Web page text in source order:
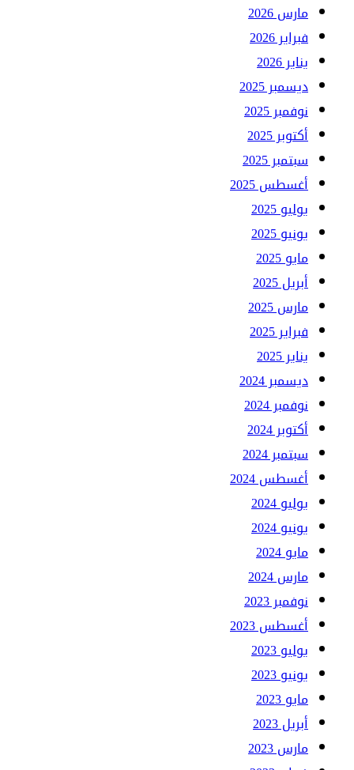
مارس 2026
فبراير 2026
يناير 2026
ديسمبر 2025
نوفمبر 2025
أكتوبر 2025
سبتمبر 2025
أغسطس 2025
يوليو 2025
يونيو 2025
مايو 2025
أبريل 2025
مارس 2025
فبراير 2025
يناير 2025
ديسمبر 2024
نوفمبر 2024
أكتوبر 2024
سبتمبر 2024
أغسطس 2024
يوليو 2024
يونيو 2024
مايو 2024
مارس 2024
نوفمبر 2023
أغسطس 2023
يوليو 2023
يونيو 2023
مايو 2023
أبريل 2023
مارس 2023